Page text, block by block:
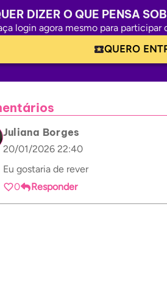
DIZER O QUE PENSA
login agora mesmo para participar
QUERO
Juliana Borges
20/01/2026 22:40
Eu gostaria de rever
0
Responder